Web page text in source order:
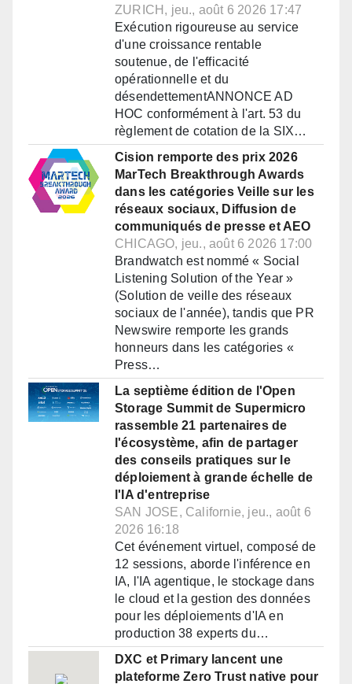
ZURICH, jeu., août 6 2026 17:47
Exécution rigoureuse au service
d'une croissance rentable
soutenue, de l'efficacité
opérationnelle et du
désendettementANNONCE AD
HOC conformément à l'art. 53 du
règlement de cotation de la SIX…
Cision remporte des prix 2026
MarTech Breakthrough Awards
dans les catégories Veille sur les
réseaux sociaux, Diffusion de
communiqués de presse et AEO
CHICAGO, jeu., août 6 2026 17:00
Brandwatch est nommé « Social
Listening Solution of the Year »
(Solution de veille des réseaux
sociaux de l'année), tandis que PR
Newswire remporte les grands
honneurs dans les catégories «
Press…
La septième édition de l'Open
Storage Summit de Supermicro
rassemble 21 partenaires de
l'écosystème, afin de partager
des conseils pratiques sur le
déploiement à grande échelle de
l'IA d'entreprise
SAN JOSE, Californie, jeu., août 6
2026 16:18
Cet événement virtuel, composé de
12 sessions, aborde l'inférence en
IA, l'IA agentique, le stockage dans
le cloud et la gestion des données
pour les déploiements d'IA en
production 38 experts du…
DXC et Primary lancent une
plateforme Zero Trust native pour